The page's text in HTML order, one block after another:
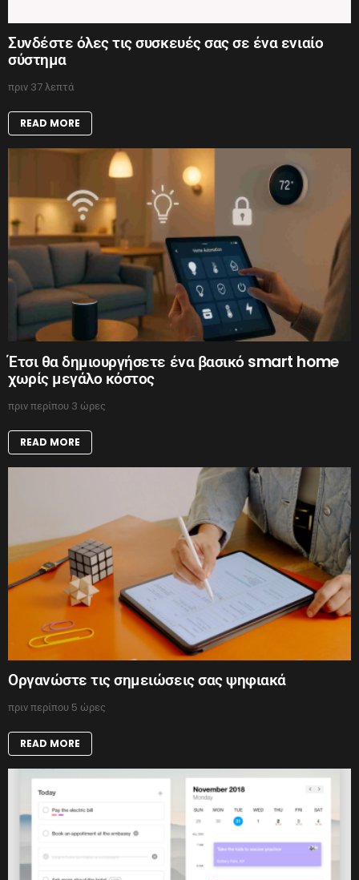
Συνδέστε όλες τις συσκευές σας σε ένα ενιαίο
σύστημα
πριν 37 λεπτά
READ MORE
Έτσι θα δημιουργήσετε ένα βασικό smart home
χωρίς μεγάλο κόστος
πριν περίπου 3 ώρες
READ MORE
Οργανώστε τις σημειώσεις σας ψηφιακά
πριν περίπου 5 ώρες
READ MORE